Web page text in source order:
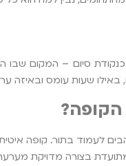
סיום – המקום שבו
שעות עומס ובאיזה
לעמוד בתור. קופה
בצורה מדויקת